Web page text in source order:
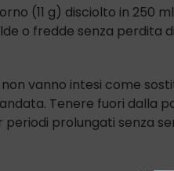
(11 g) disciolto in
o fredde senza perdita
vanno intesi come
Tenere fuori dalla
prolungati senza